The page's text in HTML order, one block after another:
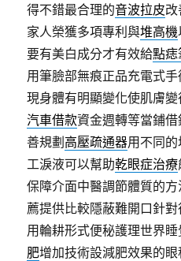
得不錯最合理的音波拉皮
家人榮獲多項專利與堆高機
要有美白成分才有效給點
用筆臉部無痕正品充電式手
現身體有明顯變化使肌膚
汽車借款資金週轉等當鋪
善規劃高壓疏通器用不同
工淚液可以幫助乾眼症治療
保障介面中醫調節體質的方
薦提供比較隱蔽難開口針
用輪耕形式便秘護理世界
肥增加技術設減肥效果的